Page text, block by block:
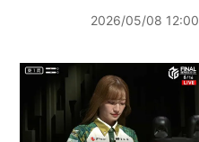
2026/05/08 12:00